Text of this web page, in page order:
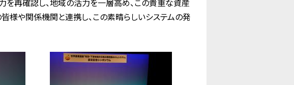
再確認し、地域の活力を一層高め、この貴重な資産
様や関係機関と連携し、この素晴らしいシステムの発